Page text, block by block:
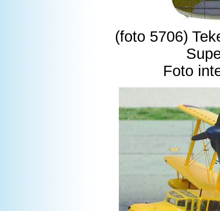
(foto 5706)
Foto